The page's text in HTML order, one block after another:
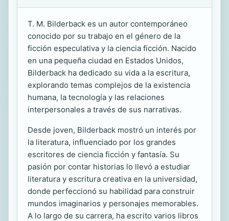
T. M. Bilderback es un autor contemporáneo
conocido por su trabajo en el género de la
ficción especulativa y la ciencia ficción. Nacido
en una pequeña ciudad en Estados Unidos,
Bilderback ha dedicado su vida a la escritura,
explorando temas complejos de la existencia
humana, la tecnología y las relaciones
interpersonales a través de sus narrativas.
Desde joven, Bilderback mostró un interés por
la literatura, influenciado por los grandes
escritores de ciencia ficción y fantasía. Su
pasión por contar historias lo llevó a estudiar
literatura y escritura creativa en la universidad,
donde perfeccionó su habilidad para construir
mundos imaginarios y personajes memorables.
A lo largo de su carrera, ha escrito varios libros